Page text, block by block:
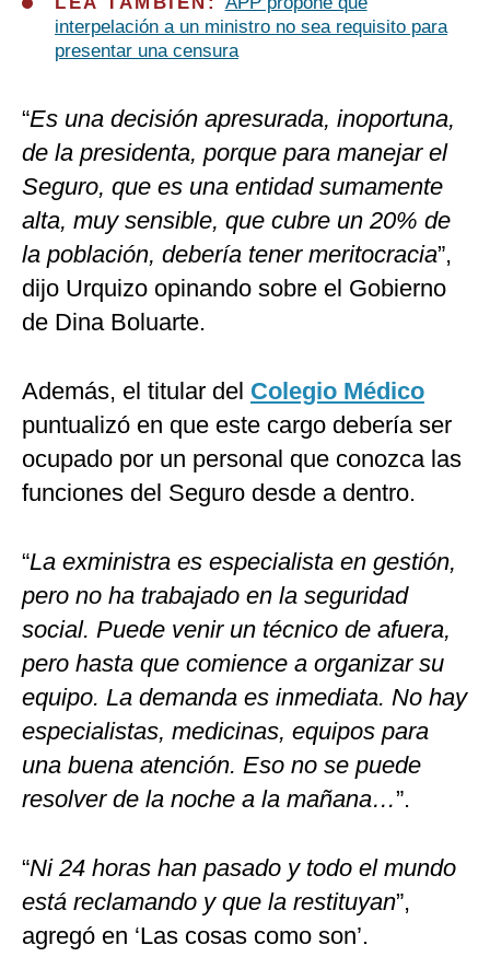
interpelación a un ministro no sea requisito para
presentar una censura
“Es una decisión apresurada, inoportuna,
de la presidenta, porque para manejar el
Seguro, que es una entidad sumamente
alta, muy sensible, que cubre un 20% de
la población, debería tener meritocracia”,
dijo Urquizo opinando sobre el Gobierno
de Dina Boluarte.
Además, el titular del Colegio Médico
puntualizó en que este cargo debería ser
ocupado por un personal que conozca las
funciones del Seguro desde a dentro.
“La exministra es especialista en gestión,
pero no ha trabajado en la seguridad
social. Puede venir un técnico de afuera,
pero hasta que comience a organizar su
equipo. La demanda es inmediata. No hay
especialistas, medicinas, equipos para
una buena atención. Eso no se puede
resolver de la noche a la mañana…”.
“Ni 24 horas han pasado y todo el mundo
está reclamando y que la restituyan”,
agregó en ‘Las cosas como son’.